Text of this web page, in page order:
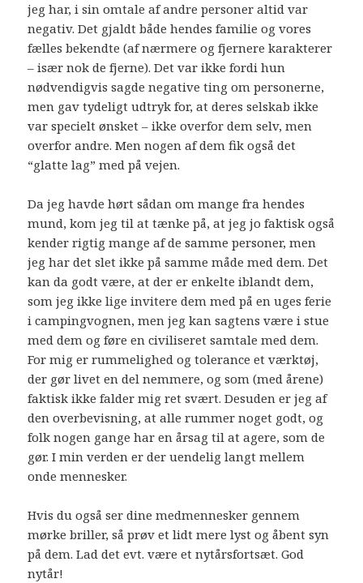
jeg har, i sin omtale af andre personer altid var
negativ. Det gjaldt både hendes familie og vores
fælles bekendte (af nærmere og fjernere karakterer
– især nok de fjerne). Det var ikke fordi hun
nødvendigvis sagde negative ting om personerne,
men gav tydeligt udtryk for, at deres selskab ikke
var specielt ønsket – ikke overfor dem selv, men
overfor andre. Men nogen af dem fik også det
“glatte lag” med på vejen.
Da jeg havde hørt sådan om mange fra hendes
mund, kom jeg til at tænke på, at jeg jo faktisk også
kender rigtig mange af de samme personer, men
jeg har det slet ikke på samme måde med dem. Det
kan da godt være, at der er enkelte iblandt dem,
som jeg ikke lige invitere dem med på en uges ferie
i campingvognen, men jeg kan sagtens være i stue
med dem og føre en civiliseret samtale med dem.
For mig er rummelighed og tolerance et værktøj,
der gør livet en del nemmere, og som (med årene)
faktisk ikke falder mig ret svært. Desuden er jeg af
den overbevisning, at alle rummer noget godt, og
folk nogen gange har en årsag til at agere, som de
gør. I min verden er der uendelig langt mellem
onde mennesker.
Hvis du også ser dine medmennesker gennem
mørke briller, så prøv et lidt mere lyst og åbent syn
på dem. Lad det evt. være et nytårsfortsæt. God
nytår!